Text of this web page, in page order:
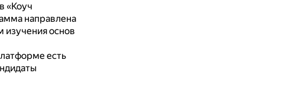
«Коуч
направлена
изучения основ
есть